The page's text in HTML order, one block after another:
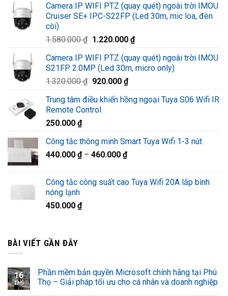
Camera IP WIFI PTZ (quay quét) ngoài trời IMOU
Cruiser SE+ IPC-S22FP (Led 30m, mic loa, đèn
còi)
1.580.000₫ Giá
là:
1.580.000 ₫.
1.220.000 ₫Giá
tại
là:
Camera IP WIFI PTZ (quay quét) ngoài trời IMOU
S21FP 2.0MP (Led 30m, micro only)
1.320.000₫ Giá
là:
1.320.000 ₫.
920.000 ₫Giá
tại
Trung tâm điều khiển hồng ngoại Tuya S06 Wifi IR
Remote Control
250.000 ₫
Công tắc thông minh Smart Tuya Wifi 1-3 nút
440.000 ₫– 460.000 ₫
Công tắc công suất cao Tuya Wifi 20A lắp bình
nóng lạnh
450.000 ₫
BÀI VIẾT GẦN ĐÂY
16
Th5
Phần mềm bản quyền Microsoft chính hãng tại Phú
Thọ – Giải pháp tối ưu cho cá nhân và doanh nghiệp